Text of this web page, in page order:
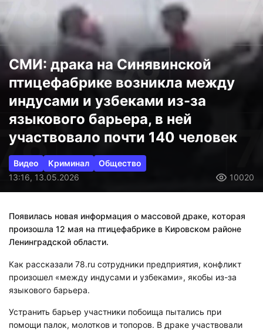
СМИ: драка на Синявинской
птицефабрике возникла между
индусами и узбеками из-за
языкового барьера, в ней
участвовало почти 140 человек
Видео Криминал
Общество
13:16, 13.05.2026
10020
Появилась новая информация о массовой драке, которая
произошла 12 мая на птицефабрике в Кировском районе
Ленинградской области.
Как рассказали 78.ru сотрудники предприятия, конфликт
произошел «между индусами и узбеками», якобы из-за
языкового барьера.
Устранить барьер участники побоища пытались при
помощи палок, молотков и топоров. В драке участвовали